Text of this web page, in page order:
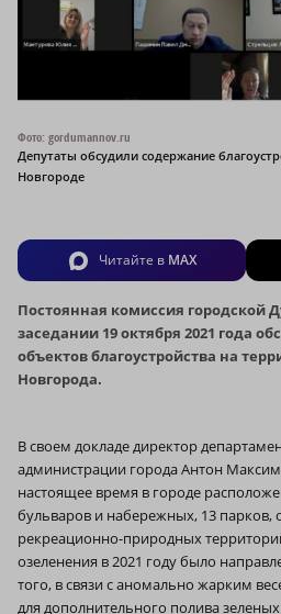
Фото: gordumannov.ru
Депутаты обсудили содержание
Новгороде
Читайте в MAX
Постоянная комиссия городской
заседании 19 октября 2021 года
объектов благоустройства на
Новгорода.
В своем докладе директор
администрации города Антон
настоящее время в городе
бульваров и набережных, 13 парков,
рекреационно-природных
озеленения в 2021 году было
того, в связи с аномально жарким
для дополнительного полива